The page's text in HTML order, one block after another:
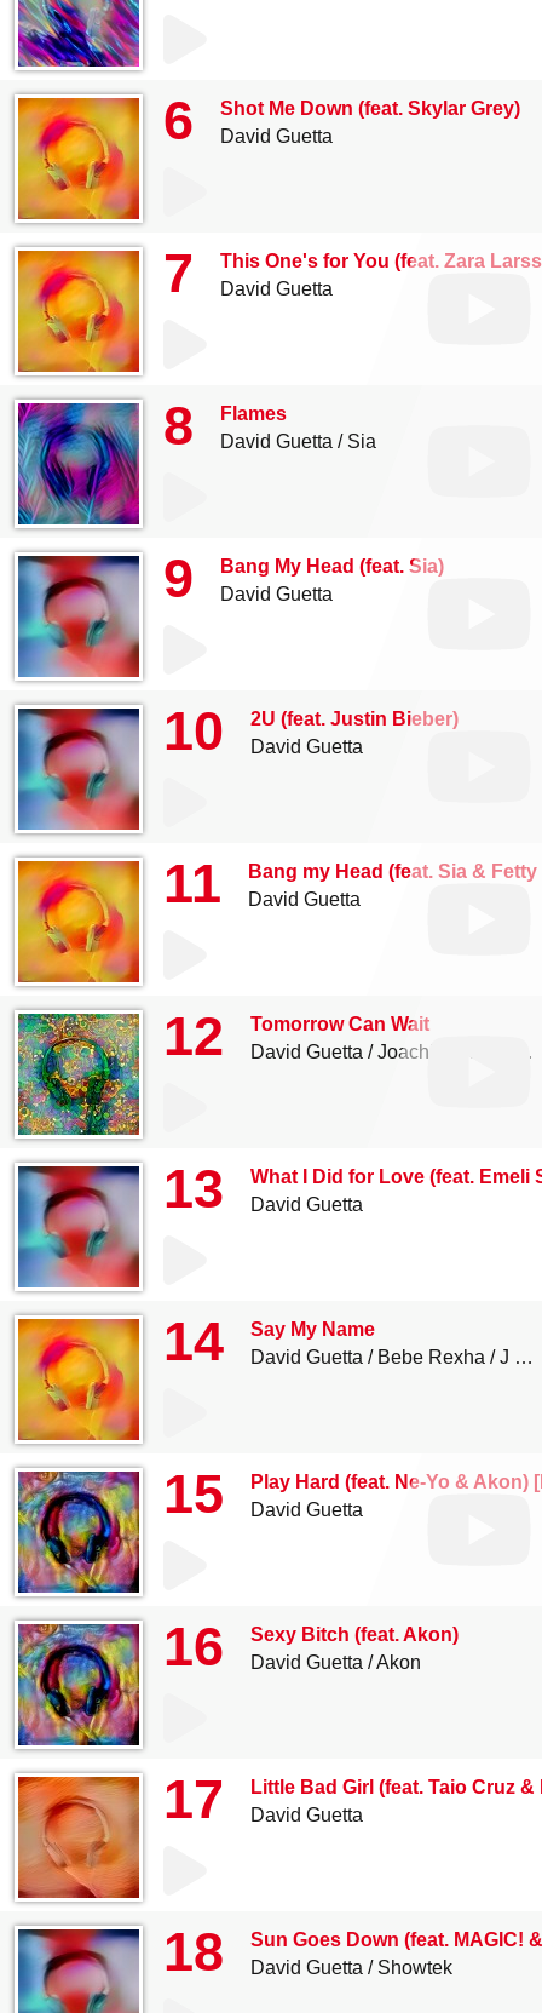
6
Shot Me Down (feat. Skylar Grey)
David Guetta
7
This One's for You (feat. Zara
David Guetta
8
Flames
David Guetta
Sia
9
Bang My Head (feat. Sia)
David Guetta
10
2U (feat. Justin Bieber)
David Guetta
11
Bang my Head (feat. Sia & Fetty
David Guetta
12
Tomorrow Can Wait
David Guetta
Joachim Garraud
13
What I Did for Love (feat. Emeli
David Guetta
14
Say My Name
David Guetta
Bebe Rexha J Balvin
15
Play Hard (feat. Ne-Yo & Akon)
David Guetta
16
Sexy Bitch (feat. Akon)
David Guetta
Akon
17
Little Bad Girl (feat. Taio Cruz
David Guetta
18
Sun Goes Down (feat. MAGIC!
David Guetta
Showtek